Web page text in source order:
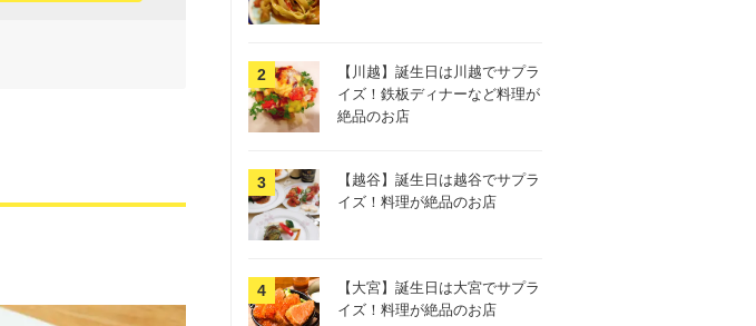
【川越】誕生日は川越でサプラ
イズ！鉄板ディナーなど料理が
絶品のお店
【越谷】誕生日は越谷でサプラ
イズ！料理が絶品のお店
【大宮】誕生日は大宮でサプラ
イズ！料理が絶品のお店